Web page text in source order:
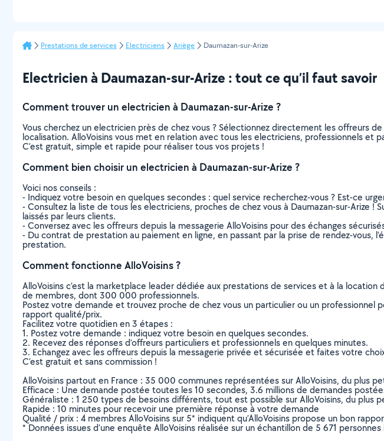
Prestations de services Electriciens Ariège Daumazan-sur-Arize
Electricien à Daumazan-sur-Arize : tout ce qu’il faut savoir
Comment trouver un electricien à Daumazan-sur-Arize ?
Vous cherchez un electricien près de chez vous ? Sélectionnez directement les offreurs
localisation. AlloVoisins vous met en relation avec tous les electriciens, professionnels et
C’est gratuit, simple et rapide pour réaliser tous vos projets !
Comment bien choisir un electricien à Daumazan-sur-Arize ?
Voici nos conseils :
- Indiquez votre besoin en quelques secondes : quel service recherchez-vous ? Est-ce
- Consultez la liste de tous les electriciens, proches de chez vous à Daumazan-sur-Arize
laissés par leurs clients.
- Conversez avec les offreurs depuis la messagerie AlloVoisins pour des échanges
- Du contrat de prestation au paiement en ligne, en passant par la prise de rendez-vous,
prestation.
Comment fonctionne AlloVoisins ?
AlloVoisins c’est la marketplace leader dédiée aux prestations de services et à la
de membres, dont 300 000 professionnels.
Postez votre demande et trouvez proche de chez vous un particulier ou un
rapport qualité/prix.
Facilitez votre quotidien en 3 étapes :
1. Postez votre demande : indiquez votre besoin en quelques secondes.
2. Recevez des réponses d’offreurs particuliers et professionnels en quelques minutes.
3. Echangez avec les offreurs depuis la messagerie privée et sécurisée et faites votre
C’est gratuit et sans commission !
AlloVoisins partout en France : 35 000 communes représentées sur AlloVoisins, du plus
Efficace : Une demande postée toutes les 10 secondes, 3.6 millions de demandes
Généraliste : 1 250 types de besoins différents, tout est possible sur AlloVoisins, du plus
Rapide : 10 minutes pour recevoir une première réponse à votre demande
Qualité / prix : 4 membres AlloVoisins sur 5* indiquent qu’AlloVoisins propose un bon
* Données issues d’une enquête AlloVoisins réalisée sur un échantillon de 5 671